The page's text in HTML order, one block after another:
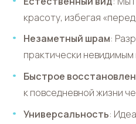
красоту, избегая
Незаметный шрам:
практически
Быстрое
к повседневной жизни
Универсальность: